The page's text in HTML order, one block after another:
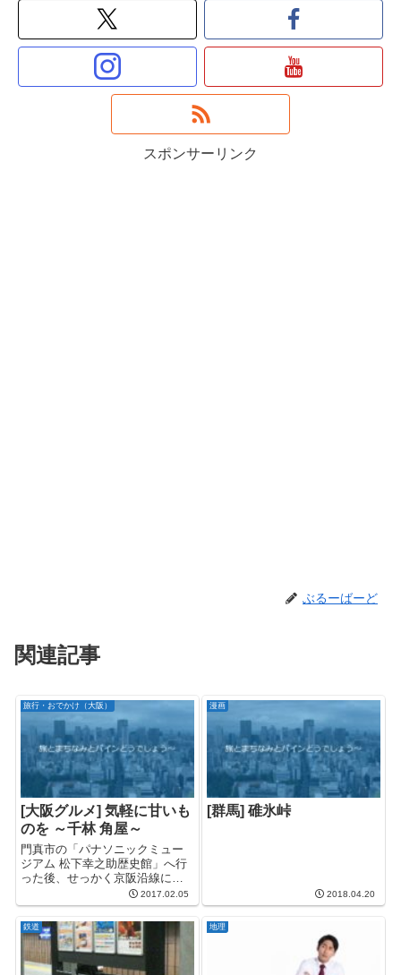
スポンサーリンク
ぶるーばーど
関連記事
旅行・おでかけ（大阪）
[大阪グルメ] 気軽に甘いも
のを ～千林 角屋～
門真市の「パナソニックミュー
ジアム 松下幸之助歴史館」へ行
った後、せっかく京阪沿線に来
たということで、千林商店街の
すぐ近くにある角屋にいってき
ました。
2017.02.05
漫画
[群馬] 碓氷峠
2018.04.20
鉄道 地理